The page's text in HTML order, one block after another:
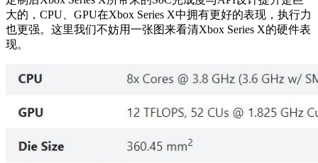
大的，CPU、GPU在Xbox Series X中拥有更好的表现，执行力
也更强。这里我们不妨用一张图来看清Xbox Series X的硬件表
现。